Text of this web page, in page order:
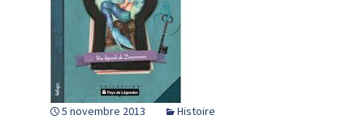
5 novembre 2013 Histoire